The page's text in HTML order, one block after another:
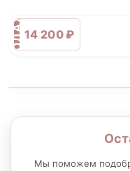
ПРОДАЖА14 200 ₽
Мы поможем